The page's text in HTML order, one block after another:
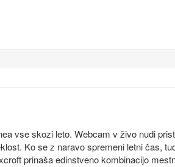
vse skozi leto. Webcam v živo nudi
Ko se z naravo spremeni letni čas,
prinaša edinstveno kombinacijo